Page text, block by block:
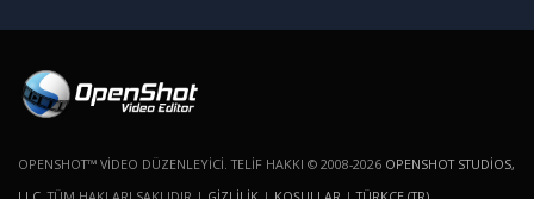
OPENSHOT™ VIDEO DÜZENLEYICI. TELIF HAKKI © 2008-2026 OPENSHOT STUDIOS,